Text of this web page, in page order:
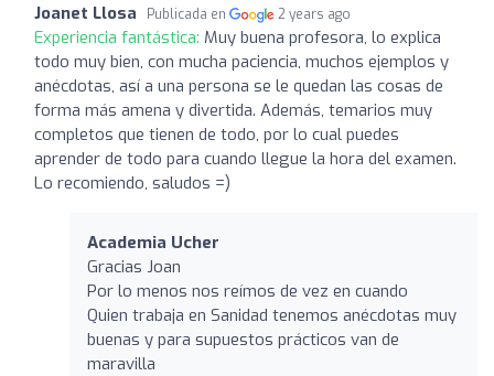
Joanet Llosa Publicada en 2 years ago
Experiencia fantástica: Muy buena profesora, lo explica
todo muy bien, con mucha paciencia, muchos ejemplos y
anécdotas, así a una persona se le quedan las cosas de
forma más amena y divertida. Además, temarios muy
completos que tienen de todo, por lo cual puedes
aprender de todo para cuando llegue la hora del examen.
Lo recomiendo, saludos =)
Academia Ucher
Gracias Joan
Por lo menos nos reímos de vez en cuando
Quien trabaja en Sanidad tenemos anécdotas muy
buenas y para supuestos prácticos van de
maravilla